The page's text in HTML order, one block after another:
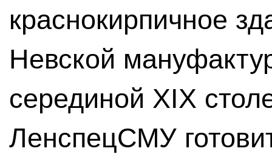
краснокирпичное
Невской
серединой XIX
ЛенспецСМУ